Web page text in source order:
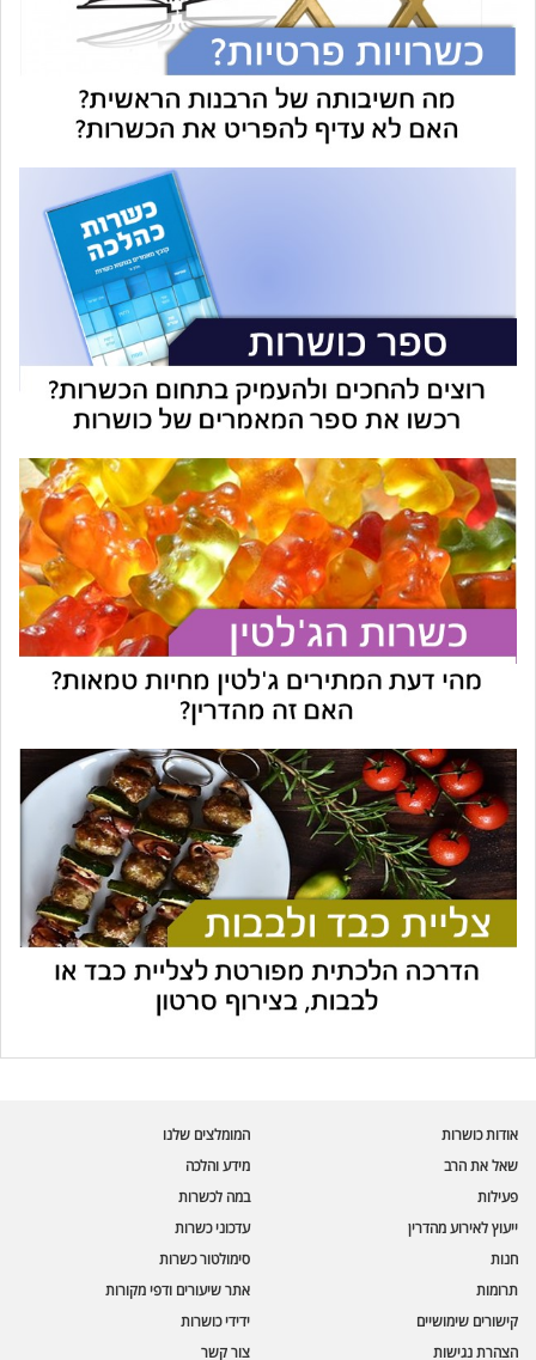
אודות כושרות
שאל את הרב
פעילות
ייעוץ לאירוע מהדרין
המומלצים שלנו
מידע והלכה
במה לכשרות
עדכוני כשרות
חנות
תרומות
קישורים שימושיים
הצהרת נגישות
סימולטור כשרות
אתר שיעורים ודפי מקורות
ידידי כושרות
צור קשר
🪲 בדיקת חרקים
מספר כושרות ומאמרי האתר
🔀